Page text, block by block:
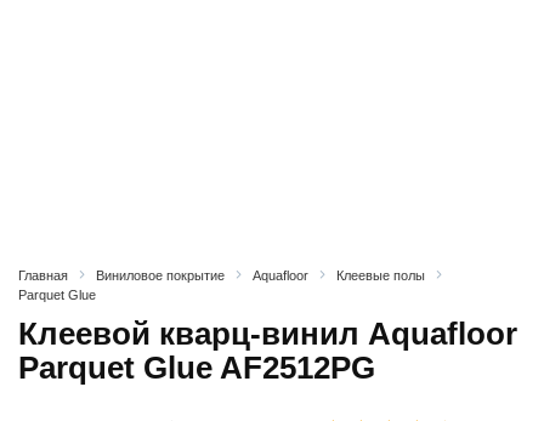
Главная Виниловое покрытие Aquafloor
Клеевые полы
Parquet Glue
Клеевой кварц-винил Aquafloor
Parquet Glue AF2512PG